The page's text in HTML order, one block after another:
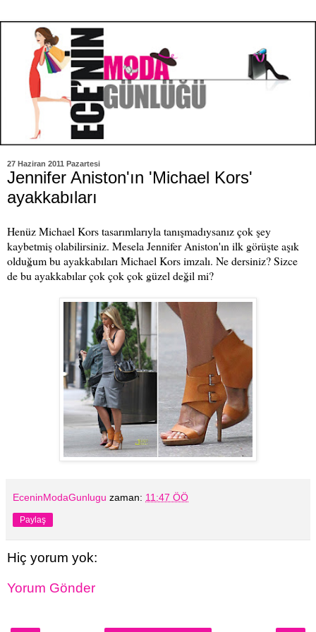
27 Haziran 2011 Pazartesi
Jennifer Aniston'ın 'Michael Kors'
ayakkabıları
Henüz Michael Kors tasarımlarıyla tanışmadıysanız çok şey
kaybetmiş olabilirsiniz. Mesela Jennifer Aniston'ın ilk görüşte aşık
olduğum bu ayakkabıları Michael Kors imzalı. Ne dersiniz? Sizce
de bu ayakkabılar çok çok çok güzel değil mi?
EceninModaGunlugu zaman: 11:47 ÖÖ
Paylaş
Hiç yorum yok:
Yorum Gönder